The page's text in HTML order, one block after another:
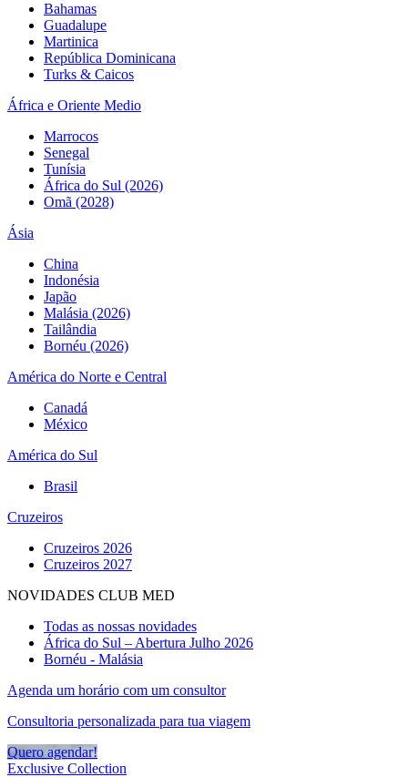
Bahamas
Guadalupe
Martinica
República Dominicana
Turks & Caicos
África e Oriente Medio
Marrocos
Senegal
Tunísia
África do Sul (2026)
Omã (2028)
Ásia
China
Indonésia
Japão
Malásia (2026)
Tailândia
Bornéu (2026)
América do Norte e Central
Canadá
México
América do Sul
Brasil
Cruzeiros
Cruzeiros 2026
Cruzeiros 2027
NOVIDADES CLUB MED
Todas as nossas novidades
África do Sul – Abertura Julho 2026
Bornéu - Malásia
Agenda um horário com um consultor
Consultoria personalizada para tua viagem
Quero agendar!
Exclusive Collection